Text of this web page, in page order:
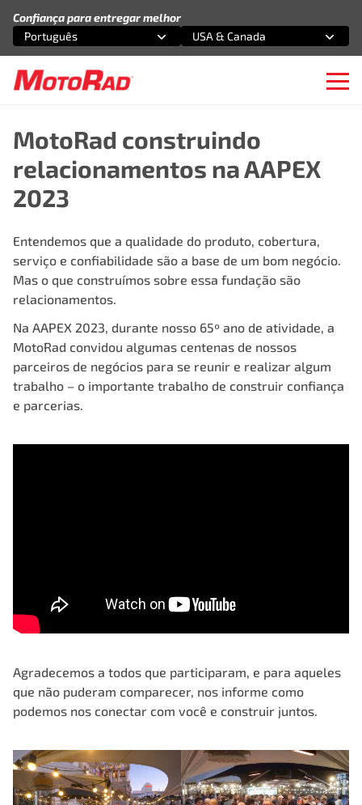
Confiança para entregar melhor
Selecione uma opção
Português
Selecione uma opção
USA & Canada
MotoRad construindo
relacionamentos na AAPEX
2023
Entendemos que a qualidade do produto, cobertura,
serviço e confiabilidade são a base de um bom negócio.
Mas o que construímos sobre essa fundação são
relacionamentos.
Na AAPEX 2023 , durante nosso 65º ano de atividade, a
MotoRad convidou algumas centenas de nossos
parceiros de negócios para se reunir e realizar algum
trabalho – o importante trabalho de construir confiança
e parcerias.
Agradecemos a todos que participaram, e para aqueles
que não puderam comparecer, nos informe como
podemos nos conectar com você e construir juntos.